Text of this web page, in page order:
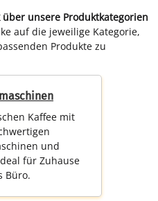
über unsere Produktkategorien
auf die jeweilige Kategorie,
Produkte zu
Kaffee mit
und
für Zuhause
Büro.